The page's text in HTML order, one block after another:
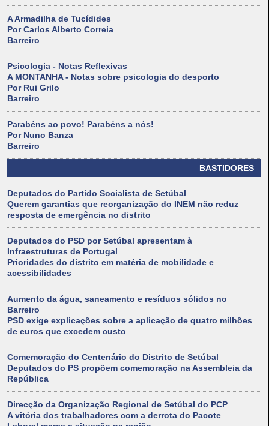
A Armadilha de Tucídides
Por Carlos Alberto Correia
Barreiro
Psicologia - Notas Reflexivas
A MONTANHA - Notas sobre psicologia do desporto
Por Rui Grilo
Barreiro
Parabéns ao povo! Parabéns a nós!
Por Nuno Banza
Barreiro
BASTIDORES
Deputados do Partido Socialista de Setúbal
Querem garantias que reorganização do INEM não reduz
resposta de emergência no distrito
Deputados do PSD por Setúbal apresentam à
Infraestruturas de Portugal
Prioridades do distrito em matéria de mobilidade e
acessibilidades
Aumento da água, saneamento e resíduos sólidos no
Barreiro
PSD exige explicações sobre a aplicação de quatro milhões
de euros que excedem custo
Comemoração do Centenário do Distrito de Setúbal
Deputados do PS propõem comemoração na Assembleia da
República
Direcção da Organização Regional de Setúbal do PCP
A vitória dos trabalhadores com a derrota do Pacote